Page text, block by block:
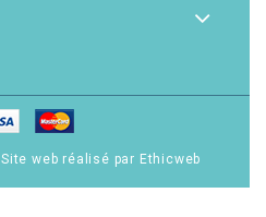
Site web réalisé par Ethicweb